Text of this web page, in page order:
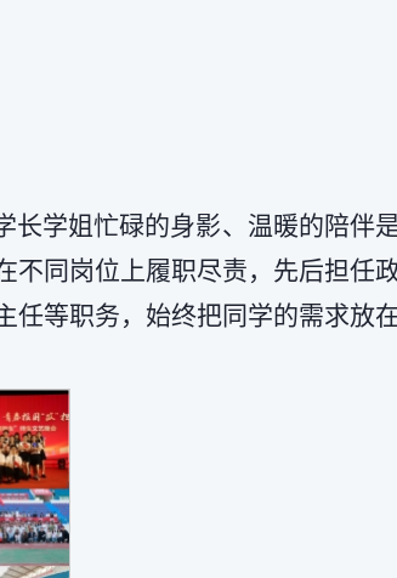
学姐忙碌的身影、温暖的陪伴
同岗位上履职尽责，先后担任
等职务，始终把同学的需求放